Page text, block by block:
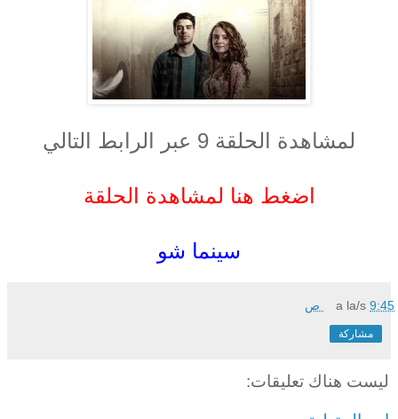
لمشاهدة الحلقة 9 عبر الرابط التالي
اضغط هنا لمشاهدة الحلقة
سينما شو
a la/s9:45 ص
مشاركة
ليست هناك تعليقات: